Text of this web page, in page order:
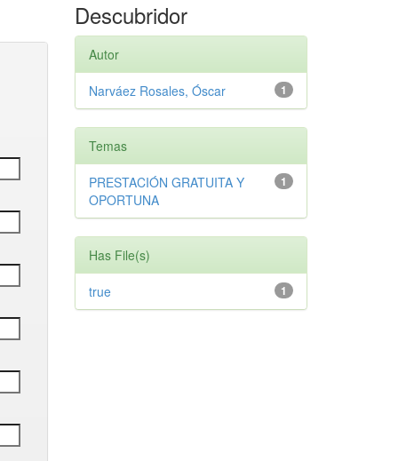
Descubridor
Autor
1
Narváez Rosales, Óscar
Temas
1
PRESTACIÓN GRATUITA Y
OPORTUNA
Has File(s)
1
true